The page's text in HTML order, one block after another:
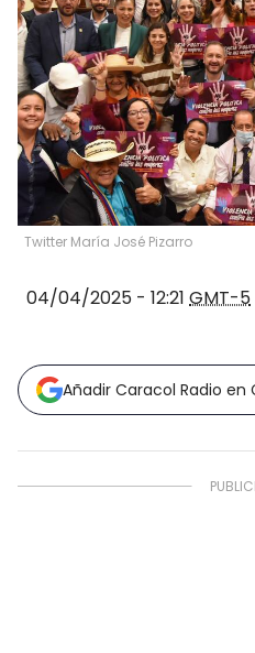
Twitter María José Pizarro
04/04/2025 - 12:21 GMT-5
Añadir Caracol Radio en